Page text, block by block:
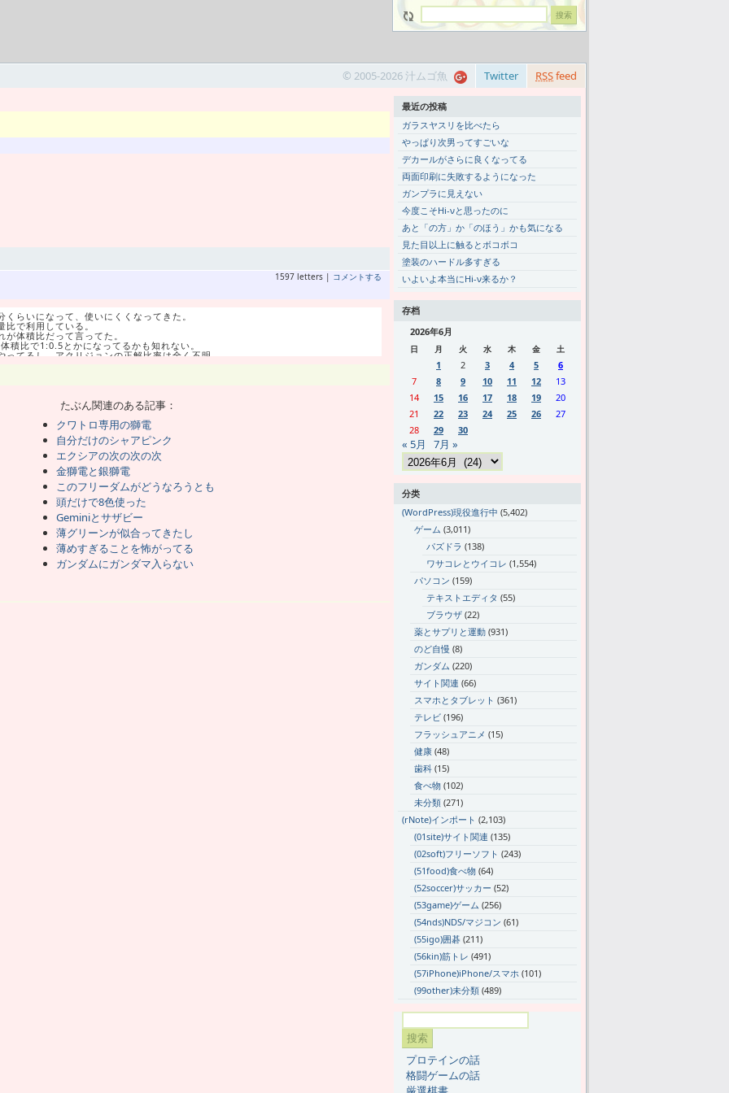
RSSfeed
Twitter
© 2005-2026 汁ムゴ魚
1597 letters | コメントする
らいになって、使いにくくなってきた。
で利用している。
体積比だって言ってた。
積比で1:0.5とかになってるかも知れない。
てるし、アクリジョンの正解比率は全く不明。
どには塗装したことになる。
付ける塗装は、ミストがほとんど出ない。
じだな。
今後もマーカーペンを利用したい。
ルを傾けないと届かない。
ん不便になってきた。
、使ってみないと適切な長さかはわからない。
トでは在庫が全滅してて買えなかった。
の趣味は完全に詰む。
るしかない品質だ。
てたり曖昧になってたりする。
、正規品と形が違うモールドになっちゃった。
カいと歪みが目立つ。
とひねられてる。
たぶん関連のある記事：
クワトロ専用の獅電
自分だけのシャアピンク
エクシアの次の次の次
金獅電と銀獅電
このフリーダムがどうなろうとも
頭だけで8色使った
Geminiとサザビー
薄グリーンが似合ってきたし
薄めすぎることを怖がってる
ガンダムにガンダマ入らない
最近の投稿
ガラスヤスリを比べたら
やっぱり次男ってすごいな
デカールがさらに良くなってる
両面印刷に失敗するようになった
ガンプラに見えない
今度こそHi-νと思ったのに
あと「の方」か「のほう」かも気になる
見た目以上に触るとボコボコ
塗装のハードル多すぎる
いよいよ本当にHi-ν来るか？
存档
2026年6月
日 月 火 水 木 金 土
1 2 3 4 5
6
7
8 9 10 11 12
13
14
15 16 17 18 19
20
21
22 23 24 25 26
27
28
29 30
« 5月 7月 »
分类
(WordPress)現役進行中 (5,402)
ゲーム (3,011)
パズドラ (138)
ワサコレとウイコレ (1,554)
パソコン (159)
テキストエディタ (55)
ブラウザ (22)
薬とサプリと運動 (931)
のど自慢 (8)
ガンダム (220)
サイト関連 (66)
スマホとタブレット (361)
テレビ (196)
フラッシュアニメ (15)
健康 (48)
歯科 (15)
食べ物 (102)
未分類 (271)
(rNote)インポート (2,103)
(01site)サイト関連 (135)
(02soft)フリーソフト (243)
(51food)食べ物 (64)
(52soccer)サッカー (52)
(53game)ゲーム (256)
(54nds)NDS/マジコン (61)
(55igo)囲碁 (211)
(56kin)筋トレ (491)
(57iPhone)iPhone/スマホ (101)
(99other)未分類 (489)
プロテインの話
格闘ゲームの話